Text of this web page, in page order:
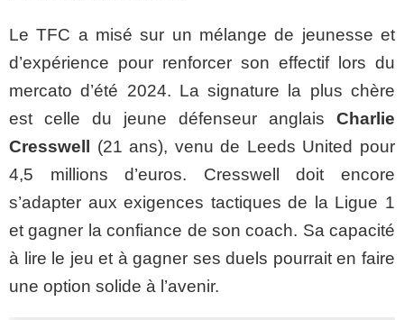
Le TFC a misé sur un mélange de jeunesse et
d’expérience pour renforcer son effectif lors du
mercato d’été 2024. La signature la plus chère
est celle du jeune défenseur anglais Charlie
Cresswell
(21 ans), venu de Leeds United pour
4,5 millions d’euros. Cresswell doit encore
s’adapter aux exigences tactiques de la Ligue 1
et gagner la confiance de son coach. Sa capacité
à lire le jeu et à gagner ses duels pourrait en faire
une option solide à l’avenir.